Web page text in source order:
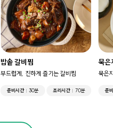
밥솥 갈비찜
부드럽게, 진하게 즐기는 갈비찜
준비시간 30분 조리시간 70분
묵은
묵은
준